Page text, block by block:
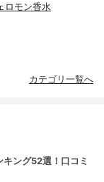
ロモン香水
カテゴリ一覧へ
ング52選！口コミ